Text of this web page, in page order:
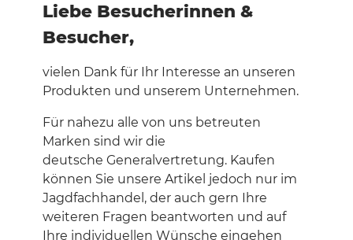
Liebe Besucherinnen &
Besucher,
vielen Dank für Ihr Interesse an unseren
Produkten und unserem Unternehmen.
Für nahezu alle von uns betreuten
Marken sind wir die
deutsche Generalvertretung. Kaufen
können Sie unsere Artikel jedoch nur im
Jagdfachhandel, der auch gern Ihre
weiteren Fragen beantworten und auf
Ihre individuellen Wünsche eingehen